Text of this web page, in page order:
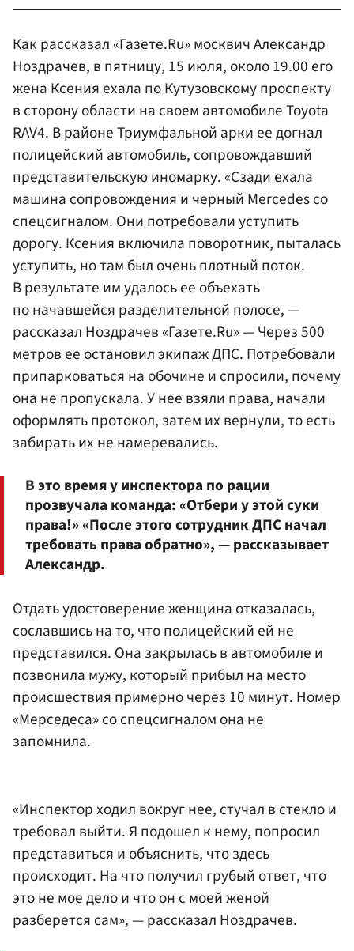
Как рассказал «Газете.Ru» москвич Александр
Ноздрачев, в пятницу, 15 июля, около 19.00 его
жена Ксения ехала по Кутузовскому проспекту
в сторону области на своем автомобиле Toyota
RAV4. В районе Триумфальной арки ее догнал
полицейский автомобиль, сопровождавший
представительскую иномарку. «Сзади ехала
машина сопровождения и черный Mercedes со
спецсигналом. Они потребовали уступить
дорогу. Ксения включила поворотник, пыталась
уступить, но там был очень плотный поток.
В результате им удалось ее объехать
по начавшейся разделительной полосе, —
рассказал Ноздрачев «Газете.Ru» — Через 500
метров ее остановил экипаж ДПС. Потребовали
припарковаться на обочине и спросили, почему
она не пропускала. У нее взяли права, начали
оформлять протокол, затем их вернули, то есть
забирать их не намеревались.
В это время у инспектора по рации
прозвучала команда: «Отбери у этой суки
права!» «После этого сотрудник ДПС начал
требовать права обратно», — рассказывает
Александр.
Отдать удостоверение женщина отказалась,
сославшись на то, что полицейский ей не
представился. Она закрылась в автомобиле и
позвонила мужу, который прибыл на место
происшествия примерно через 10 минут. Номер
«Мерседеса» со спецсигналом она не
запомнила.
«Инспектор ходил вокруг нее, стучал в стекло и
требовал выйти. Я подошел к нему, попросил
представиться и объяснить, что здесь
происходит. На что получил грубый ответ, что
это не мое дело и что он с моей женой
разберется сам», — рассказал Ноздрачев.